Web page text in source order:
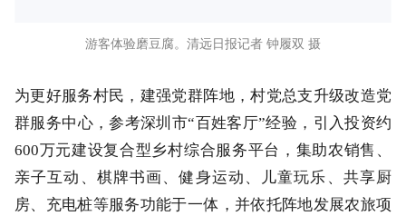
游客体验磨豆腐。清远日报记者 钟履双 摄
为更好服务村民，建强党群阵地，村党总支升级改造党
群服务中心，参考深圳市“百姓客厅”经验，引入投资约
600万元建设复合型乡村综合服务平台，集助农销售、
亲子互动、棋牌书画、健身运动、儿童玩乐、共享厨
房、充电桩等服务功能于一体，并依托阵地发展农旅项